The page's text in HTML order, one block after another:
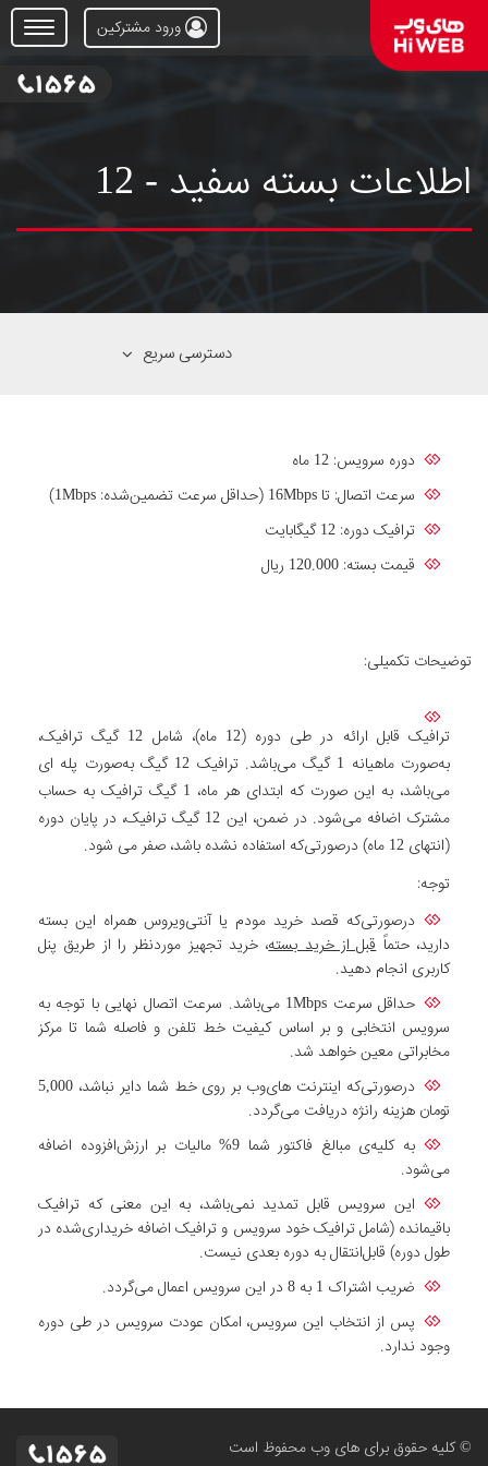
Open
Menu
ورود مشترکین
اطلاعات بسته سفید - 12
دسترسی سریع
دوره سرویس: 12 ماه
سرعت اتصال: تا 16Mbps (حداقل سرعت تضمین‌شده: 1Mbps)
ترافیک دوره: 12 گیگابایت
قیمت بسته: 120.000 ریال
توضیحات تکمیلی:
ترافیک قابل ارائه در طی دوره (12 ماه)، شامل 12 گیگ ترافیک،
به‌صورت ماهیانه 1 گیگ می‌باشد. ترافیک 12 گیگ به‌صورت پله ای
می‌باشد، به این صورت که ابتدای هر ماه، 1 گیگ ترافیک به حساب
مشترک اضافه می‌شود. در ضمن، این 12 گیگ ترافیک، در پایان دوره
(انتهای 12 ماه) درصورتی‌که استفاده نشده باشد، صفر می شود.
توجه:
درصورتی‌که قصد خرید مودم یا آنتی‌ویروس همراه این بسته
دارید، حتماًقبل از خرید بسته، خرید تجهیز موردنظر را از طریق پنل
کاربری انجام دهید.
حداقل سرعت 1Mbps می‌باشد. سرعت اتصال نهایی با توجه به
سرویس انتخابی و بر اساس کیفیت خط تلفن و فاصله شما تا مرکز
مخابراتی معین خواهد شد.
درصورتی‌که اینترنت های‌وب بر روی خط شما دایر نباشد، 5,000
تومان هزینه رانژه دریافت می‌گردد.
به کلیه‌ی مبالغ فاکتور شما 9% مالیات بر ارزش‌افزوده اضافه
می‌شود.
این سرویس قابل تمدید نمی‌باشد، به این معنی که ترافیک
باقیمانده (شامل ترافیک خود سرویس و ترافیک اضافه خریداری‌شده در
طول دوره) قابل‌انتقال به دوره بعدی نیست.
ضریب اشتراک 1 به 8 در این سرویس اعمال می‌گردد.
پس از انتخاب این سرویس، امکان عودت سرویس در طی دوره
وجود ندارد.
© کلیه حقوق برای های وب محفوظ است